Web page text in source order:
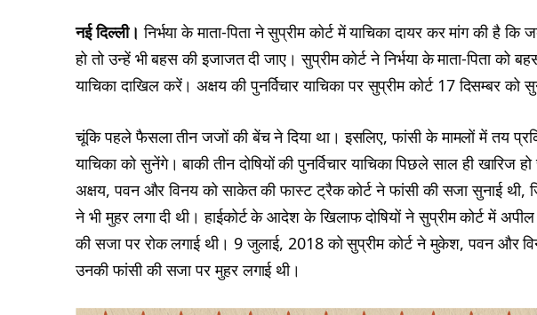
नई दिल्ली। निर्भया के माता-पिता ने सुप्रीम कोर्ट में याचिका दायर कर मांग की है कि
हो तो उन्हें भी बहस की इजाजत दी जाए। सुप्रीम कोर्ट ने निर्भया के माता-पिता को
याचिका दाखिल करें। अक्षय की पुनर्विचार याचिका पर सुप्रीम कोर्ट 17 दिसम्बर को
चूंकि पहले फैसला तीन जजों की बेंच ने दिया था। इसलिए, फांसी के मामलों में तय
याचिका को सुनेंगे। बाकी तीन दोषियों की पुनर्विचार याचिका पिछले साल ही खारिज
अक्षय, पवन और विनय को साकेत की फास्ट ट्रैक कोर्ट ने फांसी की सजा सुनाई थी,
ने भी मुहर लगा दी थी। हाईकोर्ट के आदेश के खिलाफ दोषियों ने सुप्रीम कोर्ट में
की सजा पर रोक लगाई थी। 9 जुलाई, 2018 को सुप्रीम कोर्ट ने मुकेश, पवन और
उनकी फांसी की सजा पर मुहर लगाई थी।